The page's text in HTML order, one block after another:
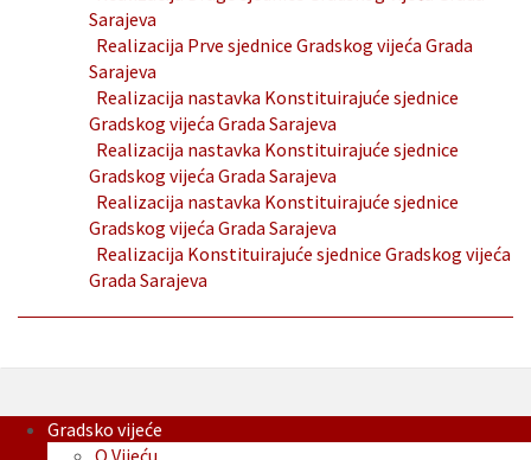
Sarajeva
Realizacija Prve sjednice Gradskog vijeća Grada
Sarajeva
Realizacija nastavka Konstituirajuće sjednice
Gradskog vijeća Grada Sarajeva
Realizacija nastavka Konstituirajuće sjednice
Gradskog vijeća Grada Sarajeva
Realizacija nastavka Konstituirajuće sjednice
Gradskog vijeća Grada Sarajeva
Realizacija Konstituirajuće sjednice Gradskog vijeća
Grada Sarajeva
Gradsko vijeće